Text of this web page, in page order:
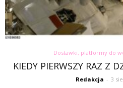
Dostawki, platformy do
KIEDY PIERWSZY RAZ Z
Redakcja - 3